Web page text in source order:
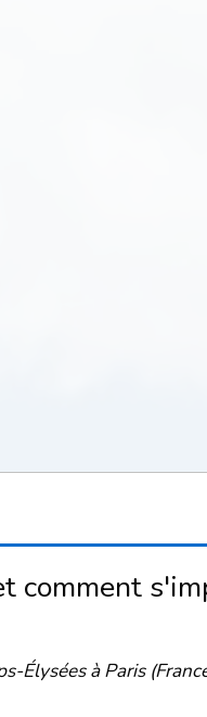
comment
Élysées à Paris